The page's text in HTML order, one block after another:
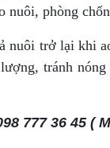
nuôi, phòng
nuôi trở lại khi
tránh
777 36 45 (